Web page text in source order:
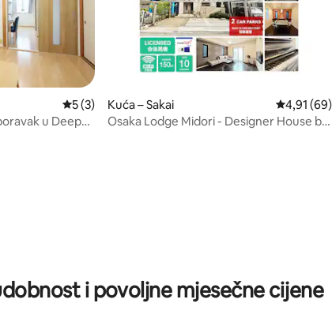
Prosječna ocjena: 5/5, recenzija: 3
5 (3)
u Deep
Kuća – Sakai Prosječna
4,91 (69)
Osaka Lodge Midori - Designer House by
i povoljne mjesečne cijene